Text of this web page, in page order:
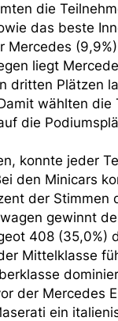
die
das beste
Mercedes
liegt
dritten Plätzen
wählten
die
konnte jeder
den Minicars
der Stimmen
gewinnt
408
Mittelklasse
der Mercedes
ein